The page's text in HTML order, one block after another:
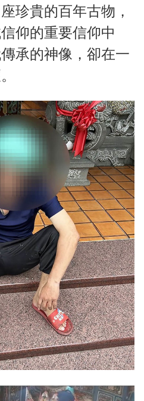
珍貴的百年古物，
仰的重要信仰中
承的神像，卻在一